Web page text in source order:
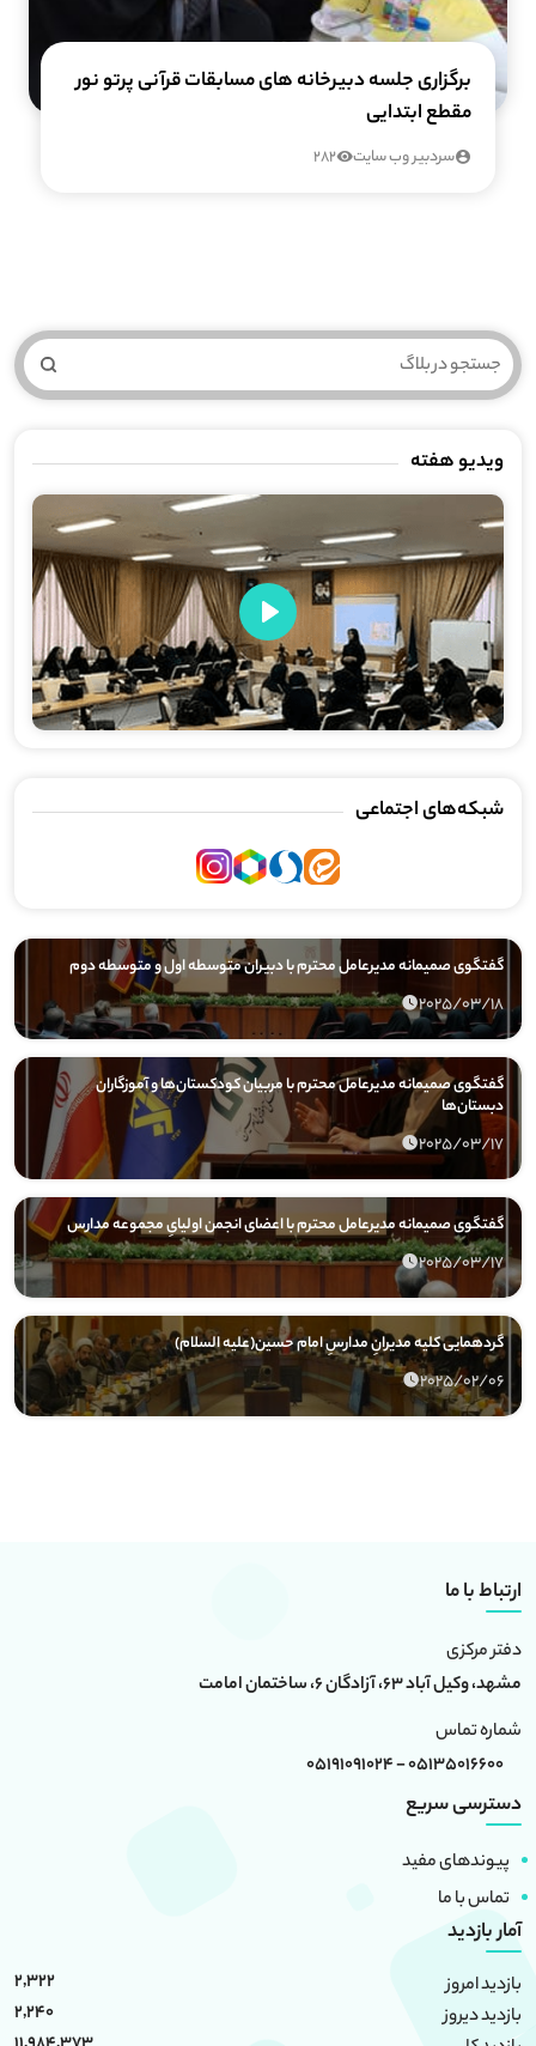
برگزاری جلسه دبیرخانه های مسابقات قرآنی پرتو نور
مقطع ابتدایی
سردبیر وب سایت 282
شبکه‌های اجتماعی
ویدیو هفته
Play
گفتگوی صمیمانه مدیرعامل محترم با دبیران متوسطه اول و متوسطه دوم
2025/03/18
گفتگوی صمیمانه مدیرعامل محترم با مربیان کودکستان‌ها و آموزگاران
دبستان‌ها
2025/03/17
گفتگوی صمیمانه مدیرعامل محترم با اعضای انجمن اولیایِ مجموعه مدارس
2025/03/17
گردهمایی کلیه مدیرانِ مدارسِ امام حسین(علیه السلام)
2025/02/06
ارتباط با ما
دفتر مرکزی
مشهد، وکیل آباد 63، آزادگان 6، ساختمان امامت
شماره تماس
05135016600 - 05191091024
دسترسی سریع
پیوندهای مفید
تماس با ما
آمار بازدید
بازدید امروز
2,322
بازدید دیروز
2,240